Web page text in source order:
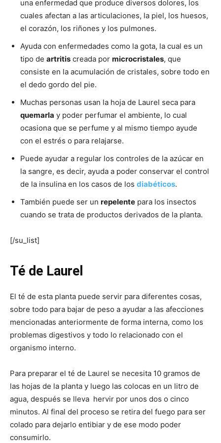
una enfermedad que produce diversos dolores, los
cuales afectan a las articulaciones, la piel, los huesos,
el corazón, los riñones y los pulmones.
Ayuda con enfermedades como la gota, la cual es un
tipo de artritis creada por microcristales, que
consiste en la acumulación de cristales, sobre todo en
el dedo gordo del pie.
Muchas personas usan la hoja de Laurel seca para
quemarla y poder perfumar el ambiente, lo cual
ocasiona que se perfume y al mismo tiempo ayude
con el estrés o para relajarse.
Puede ayudar a regular los controles de la azúcar en
la sangre, es decir, ayuda a poder conservar el control
de la insulina en los casos de los diabéticos.
También puede ser un repelente para los insectos
cuando se trata de productos derivados de la planta.
[/su_list]
Té de Laurel
El té de esta planta puede servir para diferentes cosas,
sobre todo para bajar de peso a ayudar a las afecciones
mencionadas anteriormente de forma interna, como los
problemas digestivos y todo lo relacionado con el
organismo interno.
Para preparar el té de Laurel se necesita 10 gramos de
las hojas de la planta y luego las colocas en un litro de
agua, después se lleva hervir por unos dos o cinco
minutos. Al final del proceso se retira del fuego para ser
colado para dejarlo entibiar y de ese modo poder
consumirlo.